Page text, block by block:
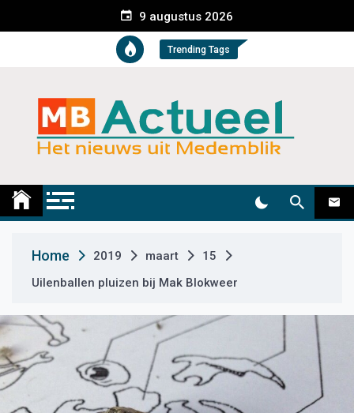
e
t
9 augustus 2026
Trending Tags
Medemblik Actueel
Home 2019 maart
15
Uilenballen pluizen bij Mak Blokweer